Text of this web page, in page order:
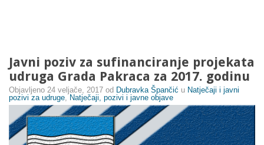
Javni poziv za sufinanciranje projekata
udruga Grada Pakraca za 2017. godinu
Objavljeno 24 veljače, 2017 od Dubravka Špančić u Natječaji i javni
pozivi za udruge, Natječaji, pozivi i javne objave